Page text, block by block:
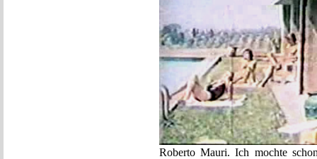
Roberto Mauri. Ich mochte